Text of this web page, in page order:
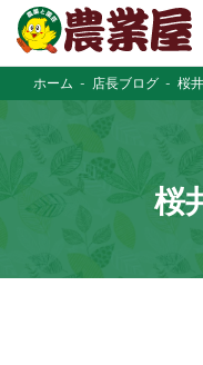
ホーム 店長ブログ 桜
桜